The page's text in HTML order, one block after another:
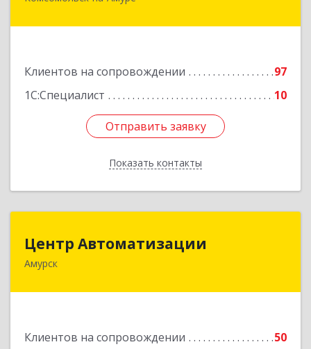
Клиентов на сопровождении
97
1С:Специалист
10
Отправить заявку
Показать контакты
Отправить заявку
Назад
Центр Автоматизации
Амурск
Клиентов на сопровождении 50
682640, Хабаровский край, Амурск г, Мира пр-